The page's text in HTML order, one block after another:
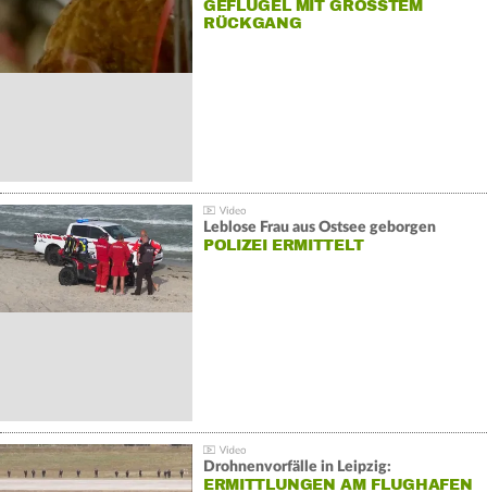
GEFLÜGEL MIT GRÖSSTEM R
ÜCKGANG
Leblose Frau aus Ostsee geborgen
POLIZEI ERMITTELT
Drohnenvorfälle in Leipzig:
ERMITTLUNGEN AM FLUGHAFEN